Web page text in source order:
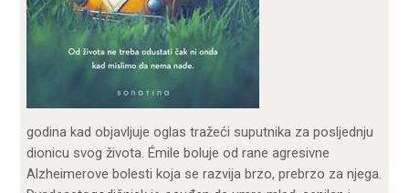
godina kad objavljuje oglas tražeći suputnika za posljednju
dionicu svog života. Émile boluje od rane agresivne
Alzheimerove bolesti koja se razvija brzo, prebrzo za njega.